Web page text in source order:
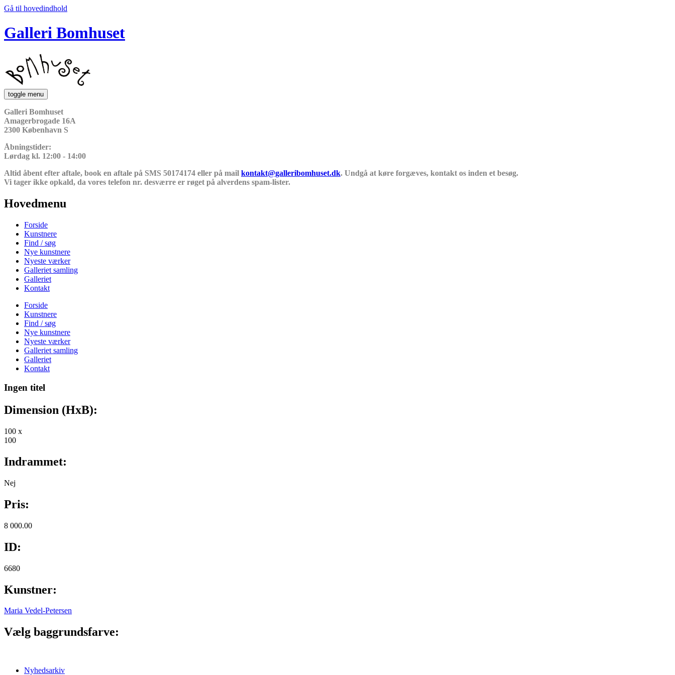
Gå til hovedindhold
Galleri Bomhuset
toggle menu
Galleri Bomhuset
Amagerbrogade 16A
2300 København S
Åbningstider:
Lørdag kl. 12:00 - 14:00
Altid åbent efter aftale, book en aftale på SMS 50174174 eller på mail kontakt@galleribomhuset.dk. Undgå at køre forgæves, kontakt os inden et besøg.
Vi tager ikke opkald, da vores telefon nr. desværre er røget på alverdens spam-lister.
Hovedmenu
Forside
Kunstnere
Find / søg
Nye kunstnere
Nyeste værker
Galleriet samling
Galleriet
Kontakt
Forside
Kunstnere
Find / søg
Nye kunstnere
Nyeste værker
Galleriet samling
Galleriet
Kontakt
Ingen titel
Dimension (HxB):
100 x
100
Indrammet:
Nej
Pris:
8 000.00
ID:
6680
Kunstner:
Maria Vedel-Petersen
Vælg baggrundsfarve:
Nyhedsarkiv